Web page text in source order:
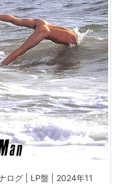
ログ | LP盤 | 2024年11